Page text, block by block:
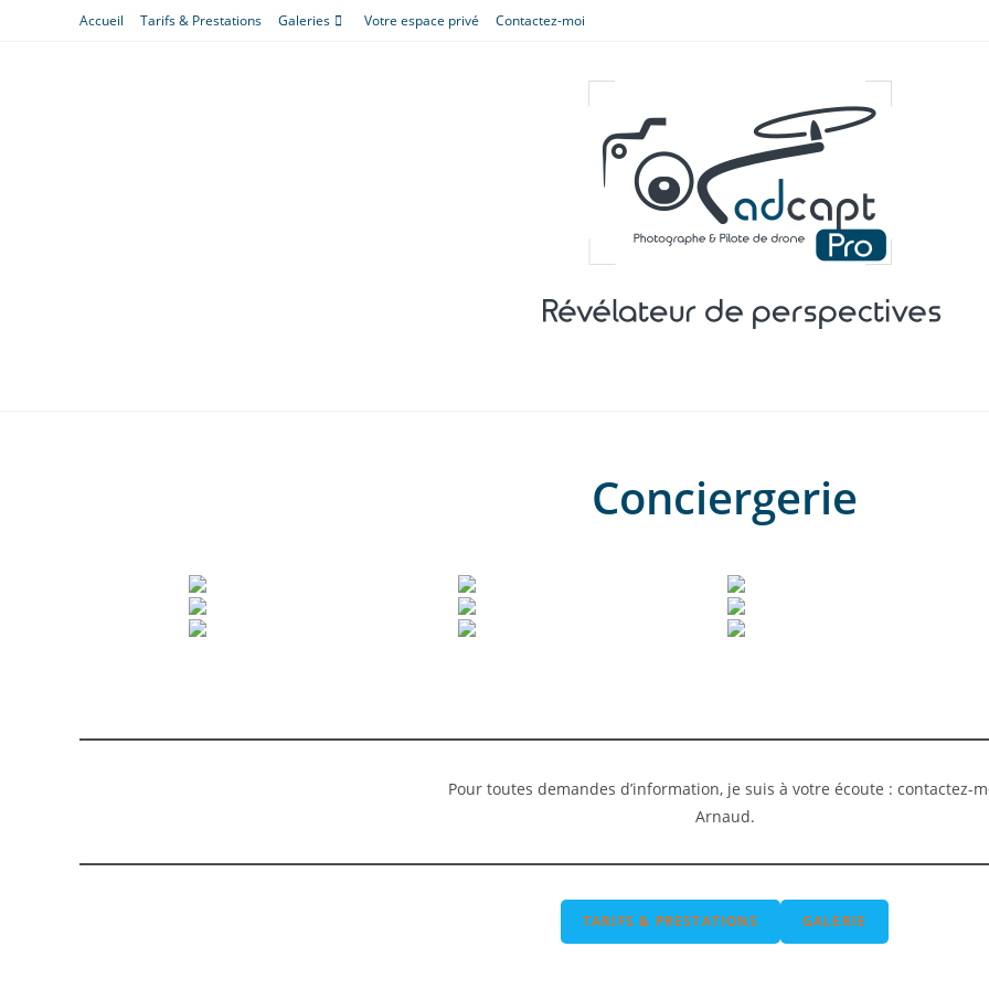
Accueil Tarifs & Prestations Galeries Votre espace privé Contactez-moi
Conciergerie
Pour toutes demandes d’information, je suis à votre écoute : contactez-
Arnaud.
TARIFS & PRESTATIONS GALERIE